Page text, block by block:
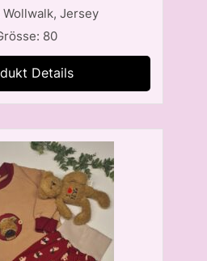
Jersey
80
Details